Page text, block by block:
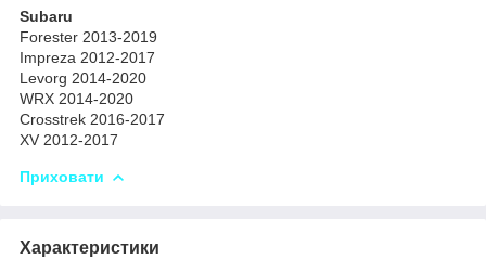
Subaru
Forester 2013-2019
Impreza 2012-2017
Levorg 2014-2020
WRX 2014-2020
Crosstrek 2016-2017
XV 2012-2017
Приховати
Характеристики